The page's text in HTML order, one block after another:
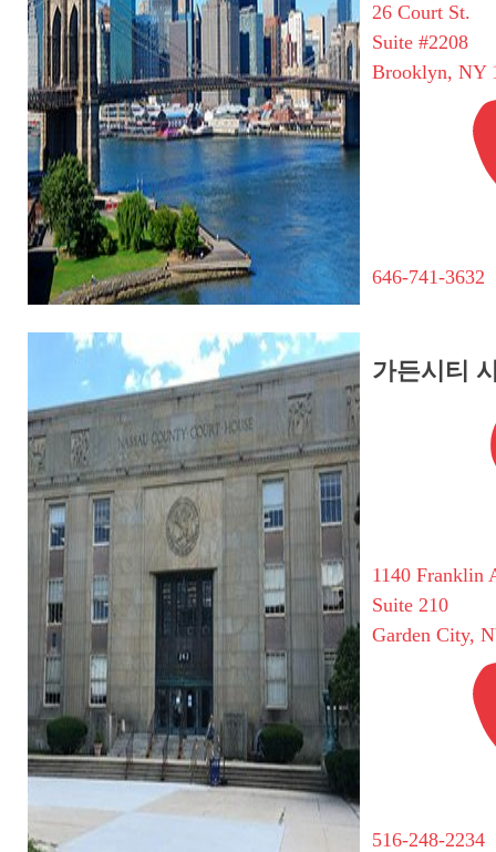
26 Court St.
Suite #2208
Brooklyn, NY
646-741-3632
가든시티
1140 Franklin
Suite 210
Garden City,
516-248-2234